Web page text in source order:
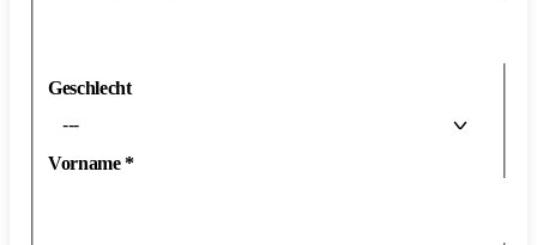
Geschlecht
---
Vorname*